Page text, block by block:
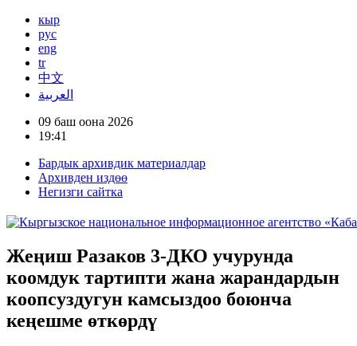
кыр
рус
eng
tr
中文
العربية
09 баш оона 2026
19:41
Бардык архивдик материалдар
Архивден издөө
Негизги сайтка
Жеңиш Разаков 3-ДКО учурунда
коомдук тартипти жана жарандардын
коопсуздугун камсыздоо боюнча
кеңешме өткөрдү